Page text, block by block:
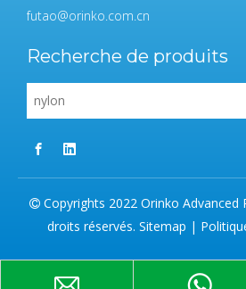
futao@orinko.com.cn
Recherche de produits
 Copyrights 2022 Orinko Advanced
droits réservés. Sitemap |